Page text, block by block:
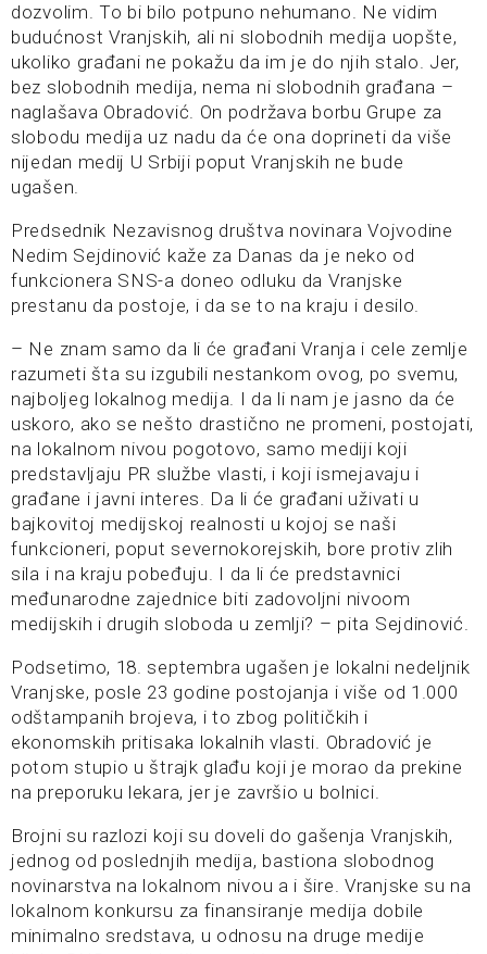
dozvolim. To bi bilo potpuno nehumano. Ne vidim
budućnost Vranjskih, ali ni slobodnih medija uopšte,
ukoliko građani ne pokažu da im je do njih stalo. Jer,
bez slobodnih medija, nema ni slobodnih građana –
naglašava Obradović. On podržava borbu Grupe za
slobodu medija uz nadu da će ona doprineti da više
nijedan medij U Srbiji poput Vranjskih ne bude
ugašen.
Predsednik Nezavisnog društva novinara Vojvodine
Nedim Sejdinović kaže za Danas da je neko od
funkcionera SNS-a doneo odluku da Vranjske
prestanu da postoje, i da se to na kraju i desilo.
– Ne znam samo da li će građani Vranja i cele zemlje
razumeti šta su izgubili nestankom ovog, po svemu,
najboljeg lokalnog medija. I da li nam je jasno da će
uskoro, ako se nešto drastično ne promeni, postojati,
na lokalnom nivou pogotovo, samo mediji koji
predstavljaju PR službe vlasti, i koji ismejavaju i
građane i javni interes. Da li će građani uživati u
bajkovitoj medijskoj realnosti u kojoj se naši
funkcioneri, poput severnokorejskih, bore protiv zlih
sila i na kraju pobeđuju. I da li će predstavnici
međunarodne zajednice biti zadovoljni nivoom
medijskih i drugih sloboda u zemlji? – pita Sejdinović.
Podsetimo, 18. septembra ugašen je lokalni nedeljnik
Vranjske, posle 23 godine postojanja i više od 1.000
odštampanih brojeva, i to zbog političkih i
ekonomskih pritisaka lokalnih vlasti. Obradović je
potom stupio u štrajk glađu koji je morao da prekine
na preporuku lekara, jer je završio u bolnici.
Brojni su razlozi koji su doveli do gašenja Vranjskih,
jednog od poslednjih medija, bastiona slobodnog
novinarstva na lokalnom nivou a i šire. Vranjske su na
lokalnom konkursu za finansiranje medija dobile
minimalno sredstava, u odnosu na druge medije